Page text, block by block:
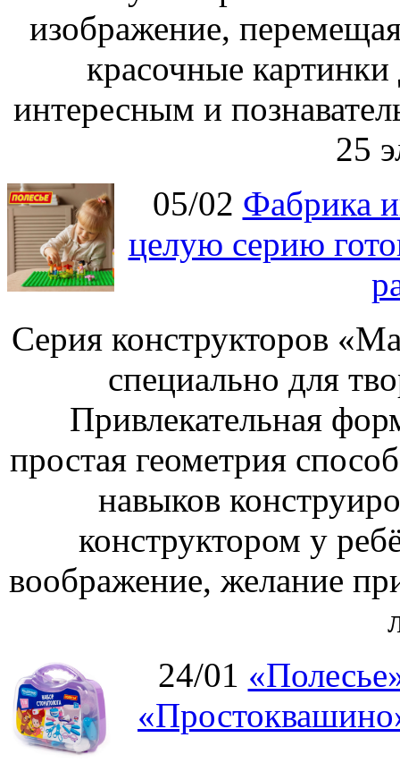
изображение,
красочные
интересным и
25
05/02 Фабрика
целую серию
Серия конструкторов
специально для
Привлекательная
простая геометрия
навыков
конструктором у
воображение, желание
24/01